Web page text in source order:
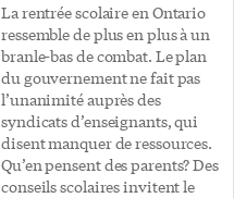
La rentrée scolaire en Ontario
ressemble de plus en plus à un
branle-bas de combat. Le plan
du gouvernement ne fait pas
l’unanimité auprès des
syndicats d’enseignants, qui
disent manquer de ressources.
Qu’en pensent des parents? Des
conseils scolaires invitent le